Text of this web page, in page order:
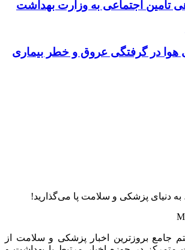
هوا در گرفتگی عروق و خطر بیماری
دنیای پزشکی و سلامت پا می‌گذارید!
جامع بروزترین اخبار پزشکی و سلامت از